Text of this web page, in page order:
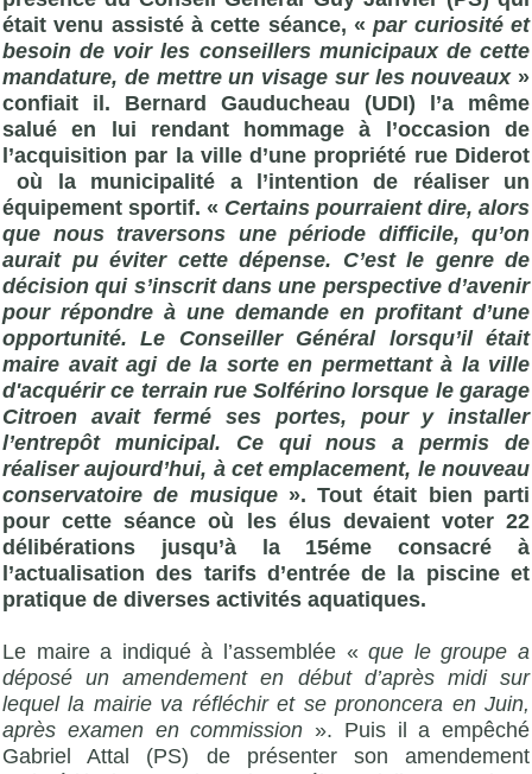
était venu assisté à cette séance, «par curiosité et
besoin de voir les conseillers municipaux de cette
mandature, de mettre un visage sur les nouveaux »
confiait il. Bernard Gauducheau (UDI) l’a même
salué en lui rendant hommage à l’occasion de
l’acquisition par la ville d’une propriété rue Diderot
où la municipalité a l’intention de réaliser un
équipement sportif. « Certains pourraient dire, alors
que nous traversons une période difficile, qu’on
aurait pu éviter cette dépense. C’est le genre de
décision qui s’inscrit dans une perspective d’avenir
pour répondre à une demande en profitant d’une
opportunité. Le Conseiller Général lorsqu’il était
maire avait agi de la sorte en permettant à la ville
d'acquérir ce terrain rue Solférino lorsque le garage
Citroen avait fermé ses portes, pour y installer
l’entrepôt municipal. Ce qui nous a permis de
réaliser aujourd’hui, à cet emplacement, le nouveau
conservatoire de musique ». Tout était bien parti
pour cette séance où les élus devaient voter 22
délibérations jusqu’à la 15éme consacré à
l’actualisation des tarifs d’entrée de la piscine et
pratique de diverses activités aquatiques.
Le maire a indiqué à l’assemblée «que le groupe a
déposé un amendement en début d’après midi sur
lequel la mairie va réfléchir et se prononcera en Juin,
après examen en commission ». Puis il a empêché
Gabriel Attal (PS) de présenter son amendement